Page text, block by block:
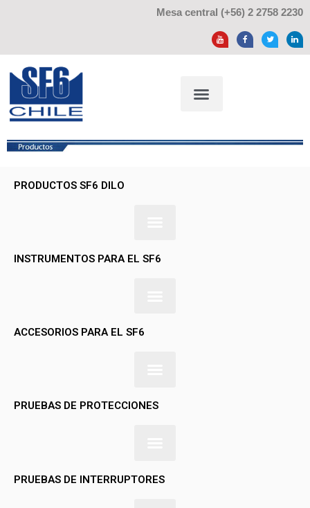
Mesa central (+56) 2 2758 2230
PRODUCTOS SF6 DILO
INSTRUMENTOS PARA EL SF6
ACCESORIOS PARA EL SF6
PRUEBAS DE PROTECCIONES
PRUEBAS DE INTERRUPTORES